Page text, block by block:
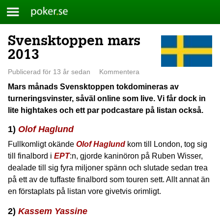
Skip
to
Meny
Poker.se
Svensktoppen mars
2013
Publicerad för 13 år sedan Kommentera
Mars månads Svensktoppen tokdomineras av
turneringsvinster, såväl online som live. Vi får dock in
lite hightakes och ett par podcastare på listan också.
1) Olof Haglund
Fullkomligt okände Olof Haglund kom till London, tog sig
till finalbord i EPT:n, gjorde kaninöron på Ruben Wisser,
dealade till sig fyra miljoner spänn och slutade sedan trea
på ett av de tuffaste finalbord som touren sett. Allt annat än
en förstaplats på listan vore givetvis orimligt.
2) Kassem Yassine